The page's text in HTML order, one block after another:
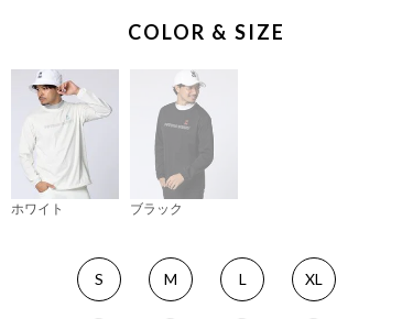
COLOR & SIZE
ホワイト ブラック
S M L XL